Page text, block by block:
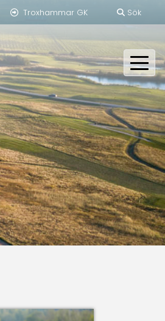
Troxhammar GK Sök